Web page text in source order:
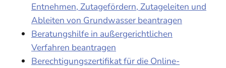
Entnehmen, Zutagefördern, Zutageleiten und
Ableiten von Grundwasser beantragen
Beratungshilfe in außergerichtlichen
Verfahren beantragen
Berechtigungszertifikat für die Online-